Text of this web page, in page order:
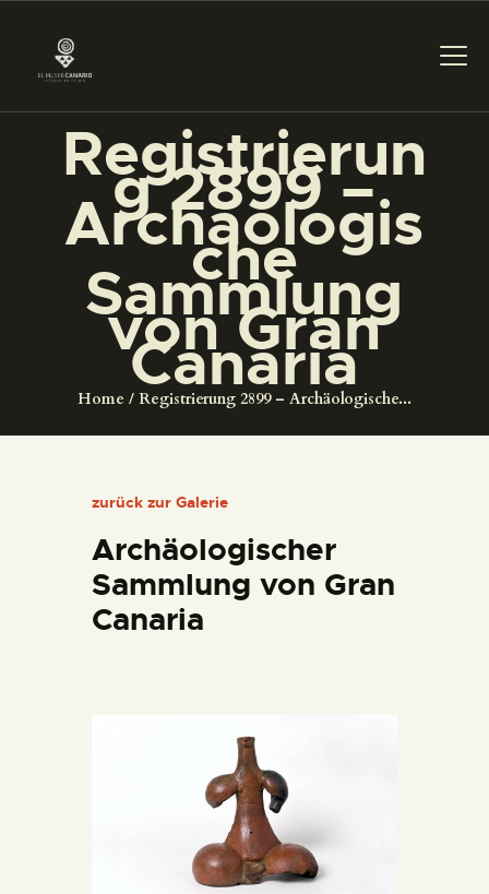
Registrierun
g 2899 –
Archäologis
che
Sammlung
von Gran
Canaria
Home Registrierung 2899 – Archäologische...
DAS MUSEUM
DIENSTLEISTUNGEN
DIGITALE RESSOURCEN
DEUTSCH
DAS MUSEUM
DIENSTLEISTUNGEN
DIGITALE RESSOURCEN
zurück zur Galerie
Archäologischer
Sammlung von Gran
Canaria